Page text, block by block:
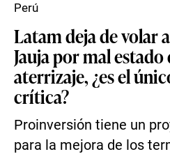
Latam deja de volar
Jauja por mal estado
aterrizaje, ¿es el
crítica?
Proinversión tiene un
para la mejora de los
Perú